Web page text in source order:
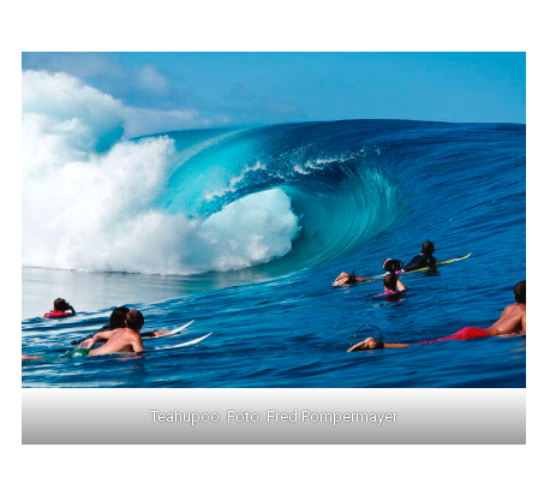
Teahupoo. Foto: Fred Pompermayer